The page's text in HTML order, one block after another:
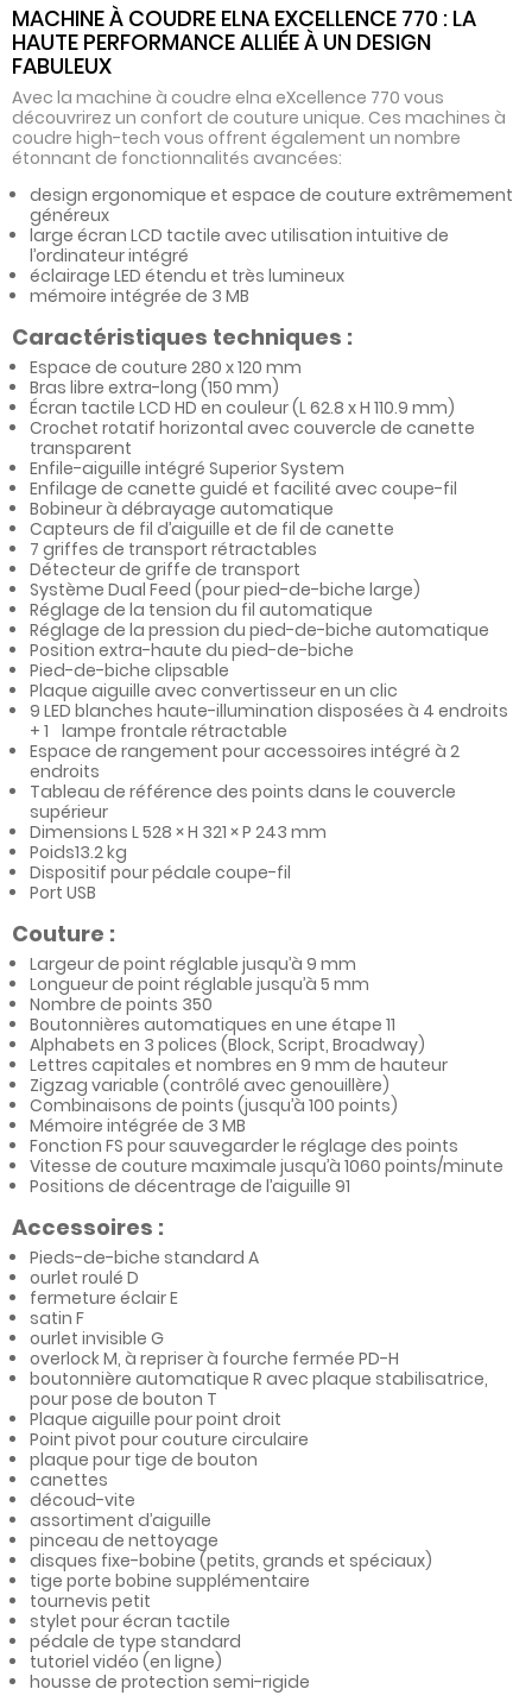
MACHINE À COUDRE ELNA EXCELLENCE 770 : LA
HAUTE PERFORMANCE ALLIÉE À UN DESIGN
FABULEUX
Avec la machine à coudre elna eXcellence 770 vous
découvrirez un confort de couture unique. Ces machines à
coudre high-tech vous offrent également un nombre
étonnant de fonctionnalités avancées:
design ergonomique et espace de couture extrêmement
généreux
large écran LCD tactile avec utilisation intuitive de
l’ordinateur intégré
éclairage LED étendu et très lumineux
mémoire intégrée de 3 MB
Caractéristiques techniques :
Espace de couture 280 x 120 mm
Bras libre extra-long (150 mm)
Écran tactile LCD HD en couleur (L 62.8 x H 110.9 mm)
Crochet rotatif horizontal avec couvercle de canette
transparent
Enfile-aiguille intégré Superior System
Enfilage de canette guidé et facilité avec coupe-fil
Bobineur à débrayage automatique
Capteurs de fil d’aiguille et de fil de canette
7 griffes de transport rétractables
Détecteur de griffe de transport
Système Dual Feed (pour pied-de-biche large)
Réglage de la tension du fil automatique
Réglage de la pression du pied-de-biche automatique
Position extra-haute du pied-de-biche
Pied-de-biche clipsable
Plaque aiguille avec convertisseur en un clic
9 LED blanches haute-illumination disposées à 4 endroits
+ 1 lampe frontale rétractable
Espace de rangement pour accessoires intégré à 2
endroits
Tableau de référence des points dans le couvercle
supérieur
Dimensions L 528 × H 321 × P 243 mm
Poids13.2 kg
Dispositif pour pédale coupe-fil
Port USB
Couture :
Largeur de point réglable jusqu’à 9 mm
Longueur de point réglable jusqu’à 5 mm
Nombre de points 350
Boutonnières automatiques en une étape 11
Alphabets en 3 polices (Block, Script, Broadway)
Lettres capitales et nombres en 9 mm de hauteur
Zigzag variable (contrôlé avec genouillère)
Combinaisons de points (jusqu’à 100 points)
Mémoire intégrée de 3 MB
Fonction FS pour sauvegarder le réglage des points
Vitesse de couture maximale jusqu’à 1060 points/minute
Positions de décentrage de l’aiguille 91
Accessoires :
Pieds-de-biche standard A
ourlet roulé D
fermeture éclair E
satin F
ourlet invisible G
overlock M, à repriser à fourche fermée PD-H
boutonnière automatique R avec plaque stabilisatrice,
pour pose de bouton T
Plaque aiguille pour point droit
Point pivot pour couture circulaire
plaque pour tige de bouton
canettes
découd-vite
assortiment d’aiguille
pinceau de nettoyage
disques fixe-bobine (petits, grands et spéciaux)
tige porte bobine supplémentaire
tournevis petit
stylet pour écran tactile
pédale de type standard
tutoriel vidéo (en ligne)
housse de protection semi-rigide